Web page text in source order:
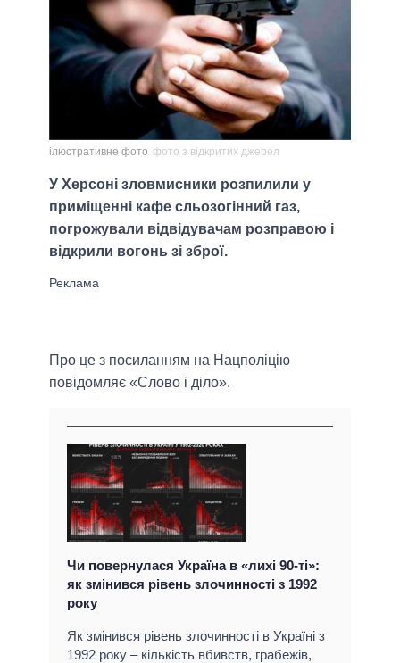
ілюстративне фото фото з відкритих джерел
У Херсоні зловмисники розпилили у
приміщенні кафе сльозогінний газ,
погрожували відвідувачам розправою і
відкрили вогонь зі зброї.
Про це з посиланням на Нацполіцію
повідомляє «Слово і діло».
Чи повернулася Україна в «лихі 90-ті»:
як змінився рівень злочинності з 1992
року
Як змінився рівень злочинності в Україні з
1992 року – кількість вбивств, грабежів,